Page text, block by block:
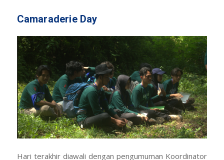
Camaraderie Day
Hari terakhir diawali dengan pengumuman Koordinator